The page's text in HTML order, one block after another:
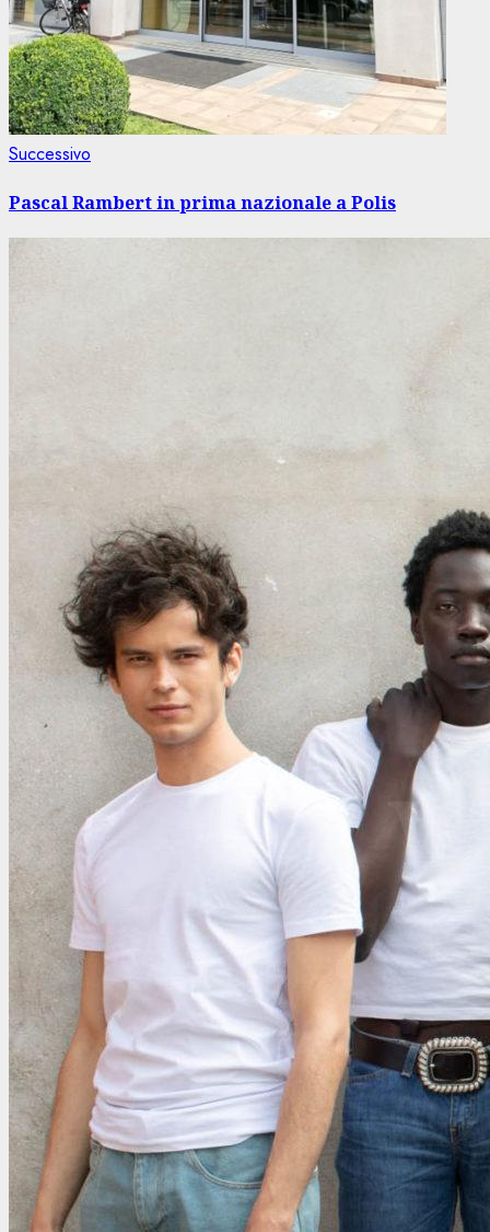
Successivo
Pascal Rambert in prima nazionale a Polis